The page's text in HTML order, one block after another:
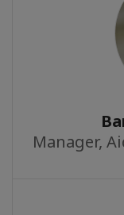
Manager,